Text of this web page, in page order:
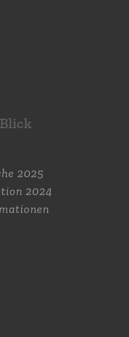
2025
2024